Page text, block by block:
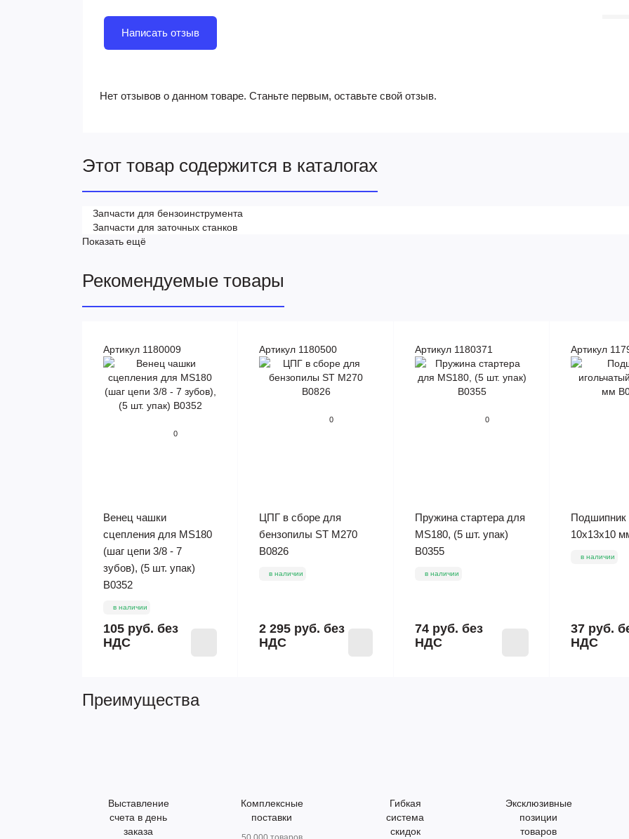
Написать отзыв
Нет отзывов о данном товаре. Станьте первым, оставьте свой отзыв.
Этот товар содержится в каталогах
Запчасти для бензоинструмента
Запчасти для заточных станков
Показать ещё
Рекомендуемые товары
Артикул 1180009
0
Венец чашки
сцепления для MS180
(шаг цепи 3/8 - 7
зубов), (5 шт. упак)
B0352
в наличии
105 руб. без
НДС
Артикул 1180500
0
ЦПГ в сборе для
бензопилы ST M270
B0826
в наличии
2 295 руб. без
НДС
Артикул 1180371
0
Пружина стартера для
MS180, (5 шт. упак)
B0355
в наличии
74 руб. без
НДС
Артикул
Подшипник
10х13х10
в наличии
37 руб.
НДС
Преимущества
Выставление
счета в день
заказа
Комплексные
поставки
Гибкая
система
скидок
Эксклюзивные
позиции
товаров